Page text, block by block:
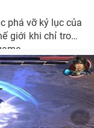
phá vỡ kỷ lục của
giới khi chỉ trong